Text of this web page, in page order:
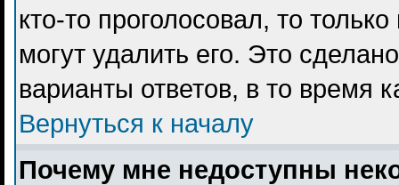
кто-то проголосовал, то
могут удалить его. Это
варианты ответов, в то время
Вернуться к началу
Почему мне недоступны